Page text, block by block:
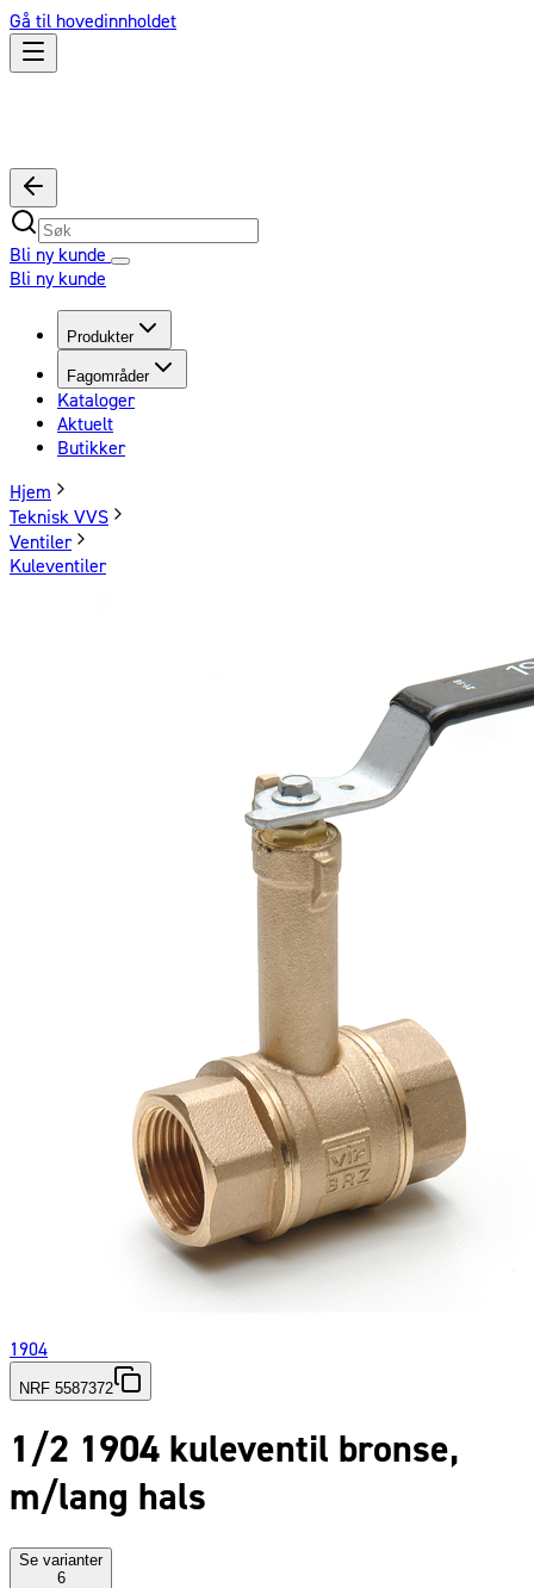
Gå til hovedinnholdet
Bli ny kunde
Bli ny kunde
Produkter
Fagområder
Kataloger
Aktuelt
Butikker
Hjem
Teknisk VVS
Ventiler
Kuleventiler
1904
NRF 5587372
1/2 1904 kuleventil bronse,
m/lang hals
Se varianter
6